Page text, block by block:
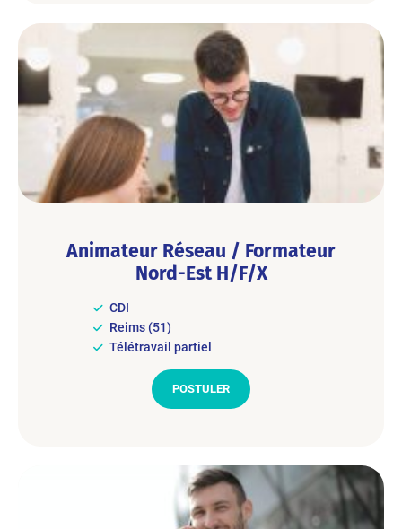
Animateur Réseau / Formateur
Nord-Est H/F/X
CDI
Reims (51)
Télétravail partiel
POSTULER